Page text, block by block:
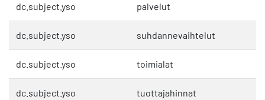
dc.subject.yso palvelut
dc.subject.yso suhdannevaihtelut
dc.subject.yso toimialat
dc.subject.yso tuottajahinnat